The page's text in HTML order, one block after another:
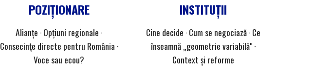
POZIȚIONARE
Alianțe · Opțiuni regionale ·
Consecințe directe pentru România ·
Voce sau ecou?
INSTITUȚII
Cine decide · Cum se negociază · Ce
înseamnă „geometrie variabilă" ·
Context și reforme